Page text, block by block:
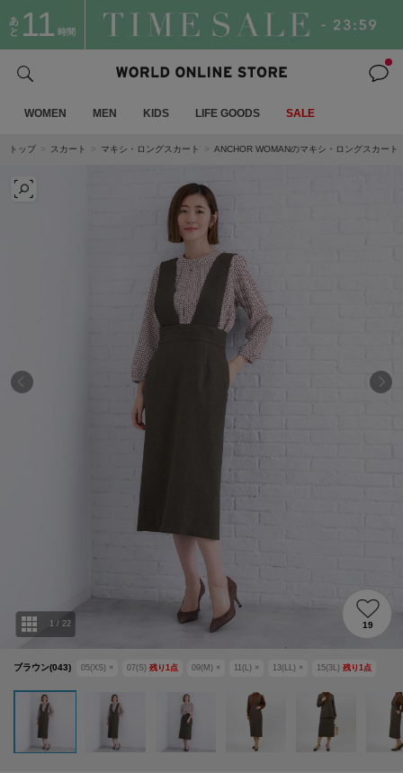
あ
と 11 時間
WOMEN MEN KIDS LIFE GOODS SALE
トップ スカート マキシ・ロングスカート ANCHOR WOMANのマキシ・ロングスカート
ブラウン(043) 05(XS) × 07(S) 残り 1 点 09(M) × 11(L) × 13(LL) × 15(3L) 残り 1 点
1 / 22 19